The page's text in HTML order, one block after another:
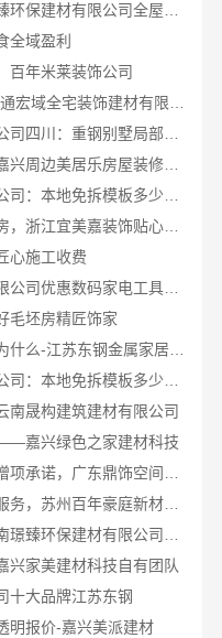
全域盈利
百年米莱装饰公司
嘉兴美居乐建材科技：嘉兴周边美居乐房屋装修联系电话
家门口室内装修免费量房，浙江宜美嘉装饰贴心服务
心施工收费
湖北省惠物电子商务有限公司优惠数码家电工具价格
毛坯房精匠饰家
南晟构建筑建材有限公司
嘉兴绿色之家建材科技
苏州相城靠谱家装就近服务，苏州百年豪庭新材料有限公司快速响应
兴家美建材科技自有团队
十大品牌江苏东钢
明报价-嘉兴美派建材